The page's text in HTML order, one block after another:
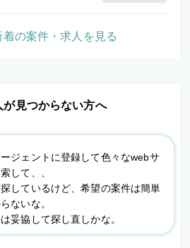
見つからない方へ
ジェントに登録して色々なwebサ
して、、
しているけど、希望の案件は簡単
ないな。
妥協して探し直しかな。
着の案件・求人を見る